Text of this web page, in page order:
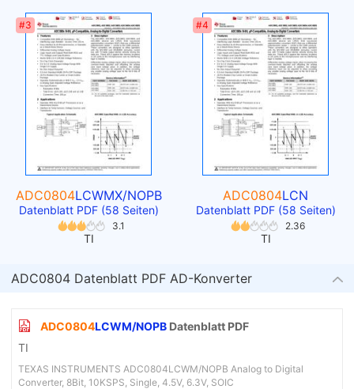
#3
ADC0804LCWMX/NOPB
Datenblatt PDF (58 Seiten)
3.1
TI
#4
ADC0804LCN
Datenblatt PDF (58 Seiten)
2.36
TI
ADC0804 Datenblatt PDF AD-Konverter
ADC0804LCWM/NOPB Datenblatt PDF
TI
TEXAS INSTRUMENTS ADC0804LCWM/NOPB Analog to Digital
Converter, 8Bit, 10KSPS, Single, 4.5V, 6.3V, SOIC